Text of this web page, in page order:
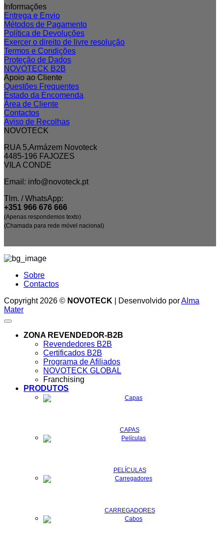
Informações
Entrega e Envio
Métodos de Pagamento
Política de Devoluções
Exercer o direito de livre resolução
Termos e Condições
Proteção de Dados
NOVOTECK B2B
Apoio ao Cliente
Questões Frequentes
Estado da Encomenda
Área de Cliente
Contactos
Aviso de Recolhas
NOVOTECK
RUA 5,Armázem Novoteck
4485-196 FAJOZES
VILA CONDE
Email: info@novoteck.pt
Tlm. / WhatsApp:
+351 966 676 666
(Apenas respondemos texto)
(Chamada para rede móvel nacional)
Sobre
Contactos
Copyright 2026 © NOVOTECK | Desenvolvido porAlma
Mater
ZONA REVENDEDOR-B2B
Revendedores B2B
Certificados B2B
Programa de Afiliados
NOVOTECK GLOBAL
Franchising
PRODUTOS
CAPAS
PELÍCULAS
CARREGADORES